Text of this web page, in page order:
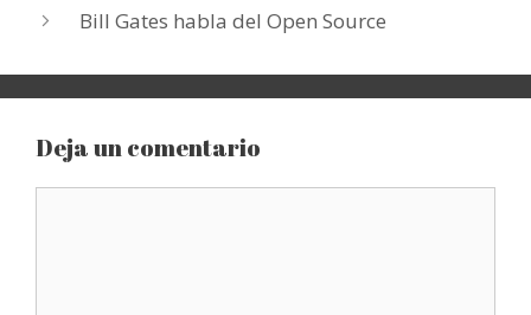
Bill Gates habla del Open Source
Deja un comentario